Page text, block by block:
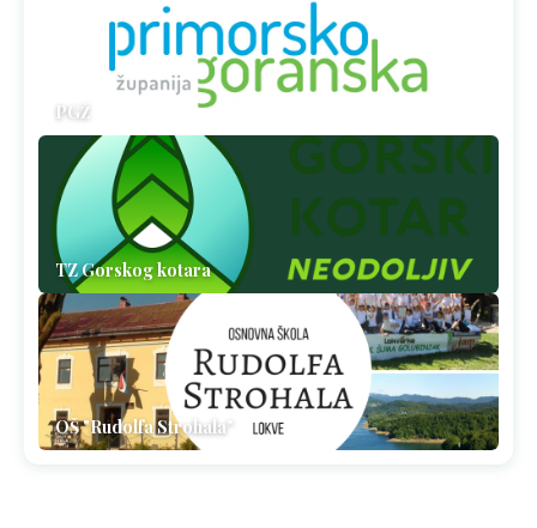
PGŽ
TZ Gorskog kotara
OŠ "Rudolfa Strohala"